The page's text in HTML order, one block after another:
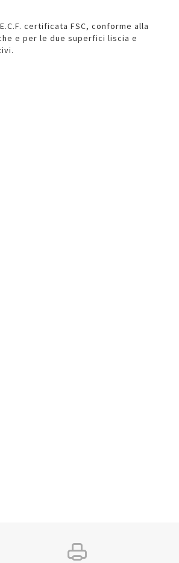
certificata FSC, conforme alla
e per le due superfici liscia e